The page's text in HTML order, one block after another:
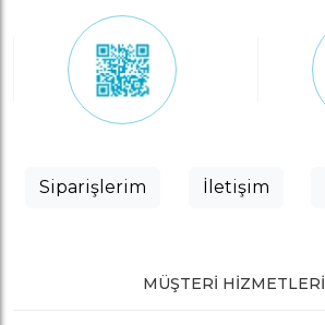
Siparişlerim İletişim
MÜŞTERI HIZMETLERI